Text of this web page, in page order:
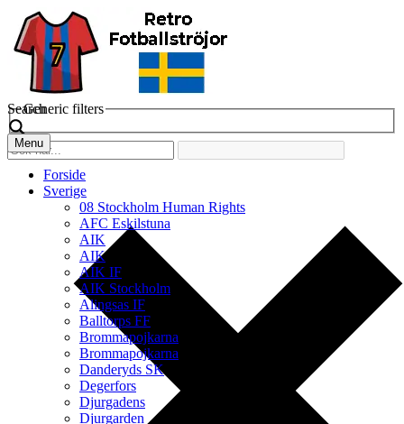
Search
Generic filters
Menu
Forside
Sverige
08 Stockholm Human Rights
AFC Eskilstuna
AIK
AIK
AIK IF
AIK Stockholm
Alingsas IF
Balltorps FF
Brommapojkarna
Brommapojkarna
Danderyds SK
Degerfors
Djurgadens
Djurgarden